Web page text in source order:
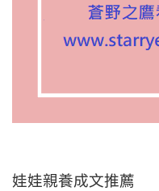
娃娃親養成文推薦